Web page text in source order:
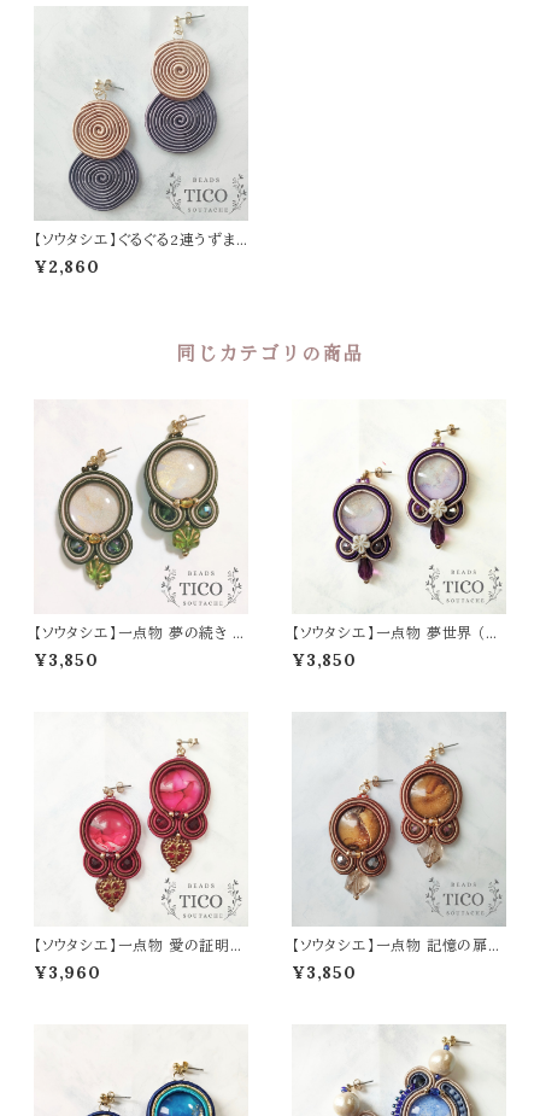
【ソウタシエ】ぐるぐる2連うずま
きピアス/イヤリング シナモン ×
オールドライラック
¥2,860
同じカテゴリの商品
【ソウタシエ】一点物 夢の続き 緑
（ピアス/イヤリング）母の日 誕
生日 プレゼント
¥3,850
【ソウタシエ】一点物 夢世界 （ピ
アス/イヤリング）母の日 誕生日
プレゼント
¥3,850
【ソウタシエ】一点物 愛の証明
赤 （ピアス/イヤリング）母の日
誕生日 プレゼント
¥3,960
【ソウタシエ】一点物 記憶の扉
（ピアス/イヤリング）母の日 誕
生日 プレゼント
¥3,850